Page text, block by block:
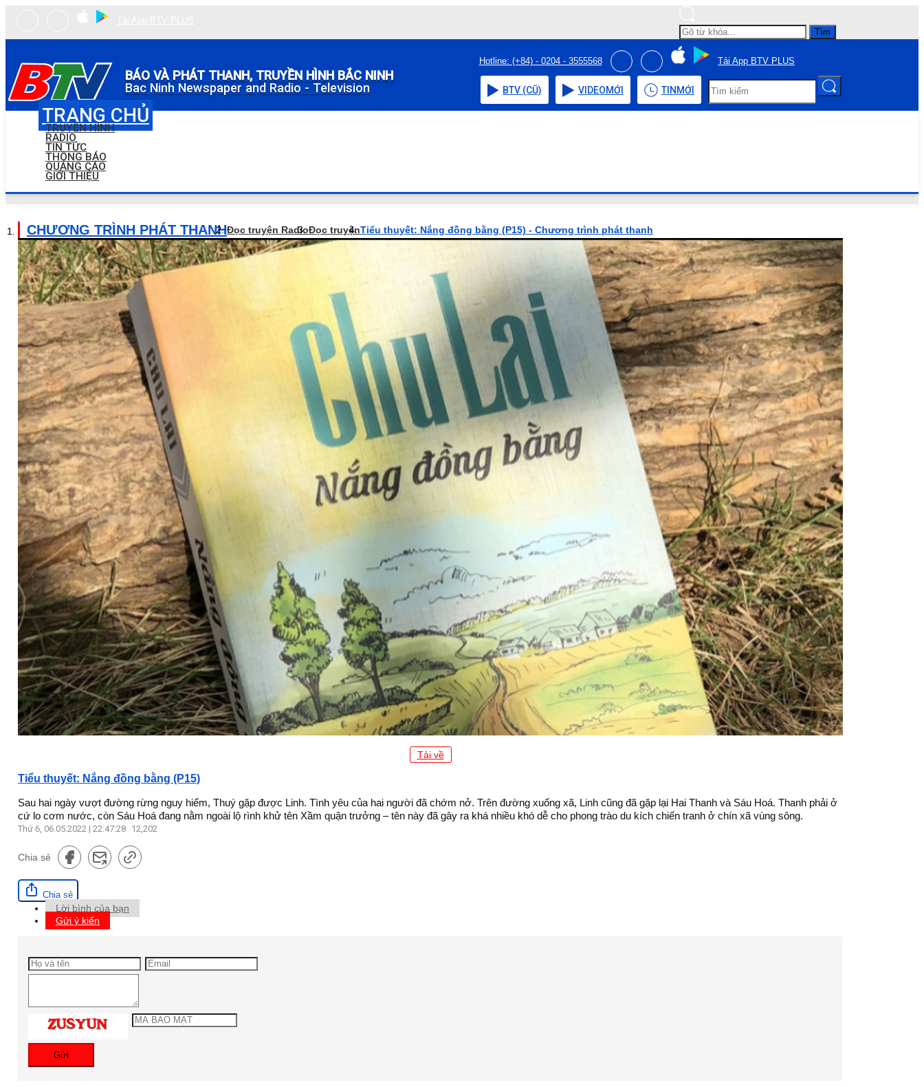
Tìm
BÁO VÀ PHÁT THANH, TRUYỀN HÌNH BẮC NINH
Bac Ninh Newspaper and Radio - Television
Hotline: (+84) - 0204 - 3555568 Tải App BTV PLUS
BTV (CŨ) VIDEOMỚI TIN MỚI
TRANG CHỦ
TRUYỀN HÌNH
RADIO
TIN TỨC
THÔNG BÁO
QUẢNG CÁO
GIỚI THIỆU
CHƯƠNG TRÌNH PHÁT THANHĐọc truyện RadioĐọc truyệnTiểu thuyết: Nắng đồng bằng (P15) - Chương trình phát thanh
Tải về
Tiểu thuyết: Nắng đồng bằng (P15)
Sau hai ngày vượt đường rừng nguy hiểm, Thuý gặp được Linh. Tình yêu của hai người đã chớm nở. Trên đường xuống xã, Linh cũng đã gặp lại Hai Thanh và Sáu Hoá. Thanh phải ở
cứ lo cơm nước, còn Sáu Hoá đang nằm ngoài lộ rình khử tên Xầm quận trưởng – tên này đã gây ra khá nhiều khó dễ cho phong trào du kích chiến tranh ở chín xã vùng sông.
Thứ 6, 06.05.2022 | 22:47:28 12,202
Chia sẻ
Chia sẻ
Lời bình của bạn
Gửi ý kiến
Gửi